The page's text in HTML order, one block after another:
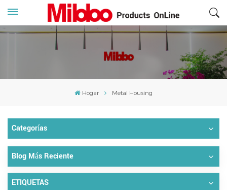
Hogar Metal Housing
Categorías
Blog Más Reciente
ETIQUETAS